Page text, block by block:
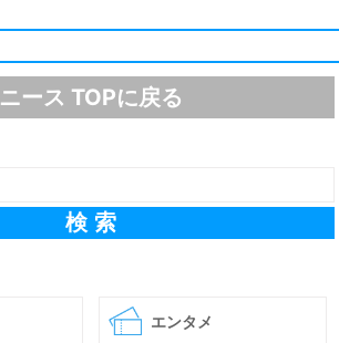
ニース TOPに戻る
エンタメ